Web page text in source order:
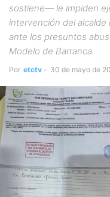
sostiene— le impiden
intervención del
ante los presuntos
Modelo de Barranca.
Por etctv - 30 de mayo de